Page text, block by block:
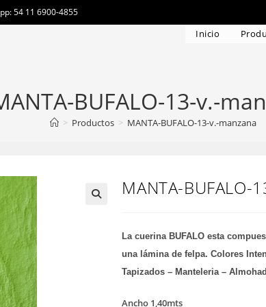
54 11 6900-4855
Inicio
BUFALO-13-v.-
> Productos > MANTA-BUFALO-13-v.-manzana
MANTA-BUFALO-
La cuerina BUFALO esta
una lámina de felpa. Colores
Tapizados – Manteleria –
Ancho 1,40mts